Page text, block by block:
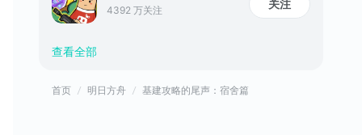
4392 万关注 关注
查看全部
首页 明日方舟 基建攻略的尾声：宿舍篇